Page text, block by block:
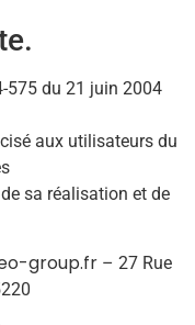
575 du 21 juin 2004
aux utilisateurs du
sa réalisation et de
group.fr – 27 Rue